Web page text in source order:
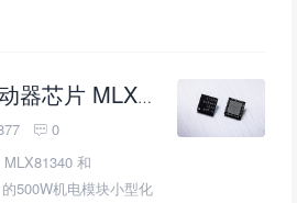
，实现基于LIN 的500W机电模块小型化设计
0
和
500W机电模块小型化